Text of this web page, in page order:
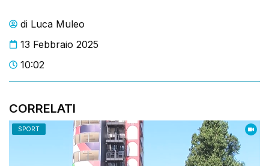
di Luca Muleo
13 Febbraio 2025
10:02
CORRELATI
SPORT